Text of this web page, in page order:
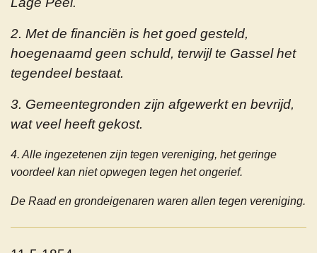
2. Met de financiën is het goed gesteld,
hoegenaamd geen schuld, terwijl te Gassel het
tegendeel bestaat.
3. Gemeentegronden zijn afgewerkt en bevrijd,
wat veel heeft gekost.
4. Alle ingezetenen zijn tegen vereniging, het geringe
voordeel kan niet opwegen tegen het ongerief.
De Raad en grondeigenaren waren allen tegen vereniging.